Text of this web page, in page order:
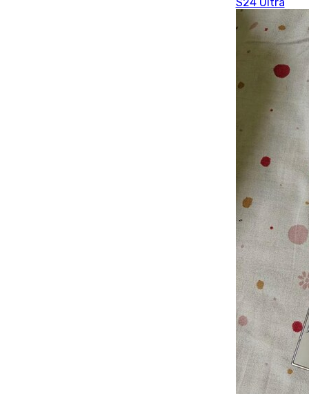
S24 Ultra